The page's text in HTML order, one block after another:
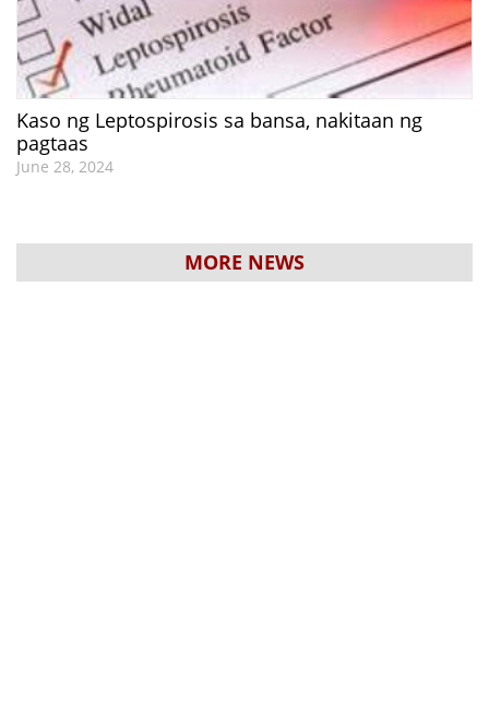
Kaso ng Leptospirosis sa bansa, nakitaan ng
pagtaas
June 28, 2024
MORE NEWS